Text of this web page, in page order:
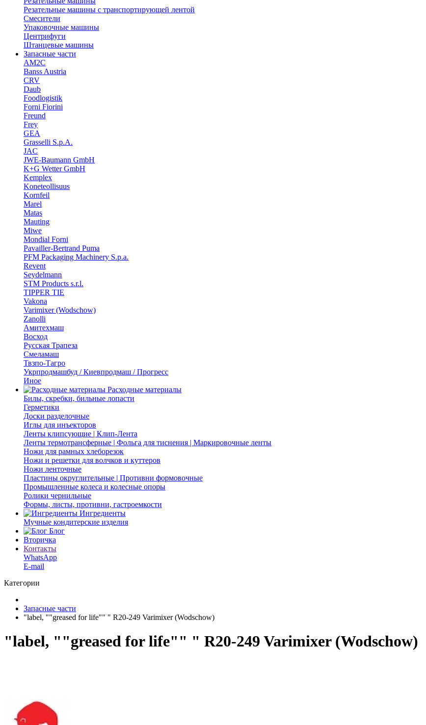
Резательные машины с транспортирующей лентой
Смесители
Упаковочные машины
Центрифуги
Штанцевые машины
Запасные части
AM2C
Banss Austria
CRV
Daub
Foodlogistik
Forni Fiorini
Freund
Frey
GEA
Grasselli S.p.A.
JAC
JWE-Baumann GmbH
K+G Wetter GmbH
Kemplex
Koneteollisuus
Kornfeil
Marel
Matas
Mauting
Miwe
Mondial Forni
Pavailler-Bertrand Puma
PFM Packaging Machinery S.p.a.
Revent
Seydelmann
STM Products s.r.l.
TIPPER TIE
Vakona
Varimixer (Wodschow)
Zanolli
Амитехмаш
Восход
Русская Трапеза
Смеламаш
Твзпо-Тагро
Укрпродмашбуд / Киевпродмаш / Прогресс
Иное
Расходные материалы
Билы, скребки, бильные лопасти
Герметики
Доски разделочные
Иглы для инъекторов
Ленты клипсующие | Клип-Лента
Ленты термотрансферные | Фольга для тиснения | Маркировочные ленты
Ножи для рамных хлеборезок
Ножи и решетки для волчков и куттеров
Ножи ленточные
Пластины округлительные | Противни формовочные
Промышленные колеса и колесные опоры
Ролики чернильные
Формы, листы, противни, гастроемкости
Ингредиенты
Мучные кондитерские изделия
Блог
Вторичка
Контакты
WhatsApp
E-mail
Категории
Запасные части
"label, ""greased for life"" " R20-249 Varimixer (Wodschow)
"label, ""greased for life"" " R20-249 Varimixer (Wodschow)